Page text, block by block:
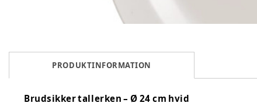
PRODUKTINFORMATION
Brudsikker tallerken – Ø 24 cm hvid